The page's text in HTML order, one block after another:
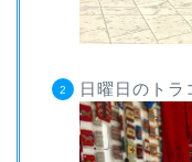
日曜日のトラ